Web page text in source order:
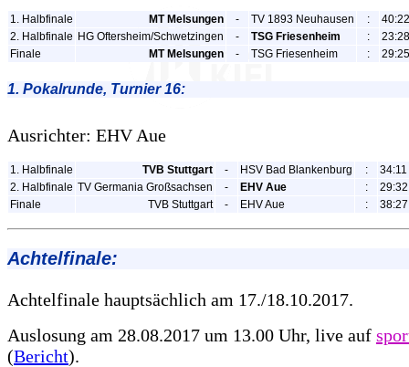
1. Halbfinale MT Melsungen - TV 1893 Neuhausen :
2. Halbfinale HG Oftersheim/Schwetzingen - TSG Friesenheim :
Finale
MT Melsungen - TSG Friesenheim :
1. Pokalrunde, Turnier 16:
Ausrichter: EHV Aue
1. Halbfinale TVB Stuttgart - HSV Bad Blankenburg :
2. Halbfinale TV Germania Großsachsen - EHV Aue :
Finale
TVB Stuttgart - EHV Aue :
Achtelfinale:
Achtelfinale hauptsächlich am 17./18.10.2017.
Auslosung am 28.08.2017 um 13.00 Uhr, live auf
(Bericht).